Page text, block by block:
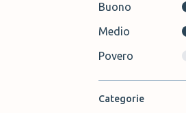
Buono
Medio
Povero
Categorie